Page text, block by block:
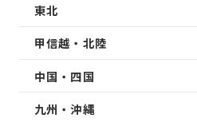
東北
甲信越・北陸
中国・四国
九州・沖縄